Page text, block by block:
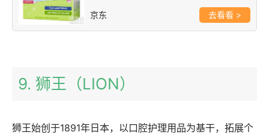
京东 >
9. 狮王（LION）
狮王始创于1891年日本，以口腔护理用品为基干，拓展个